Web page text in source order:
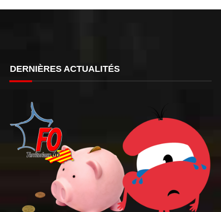
DERNIÈRES ACTUALITÉS